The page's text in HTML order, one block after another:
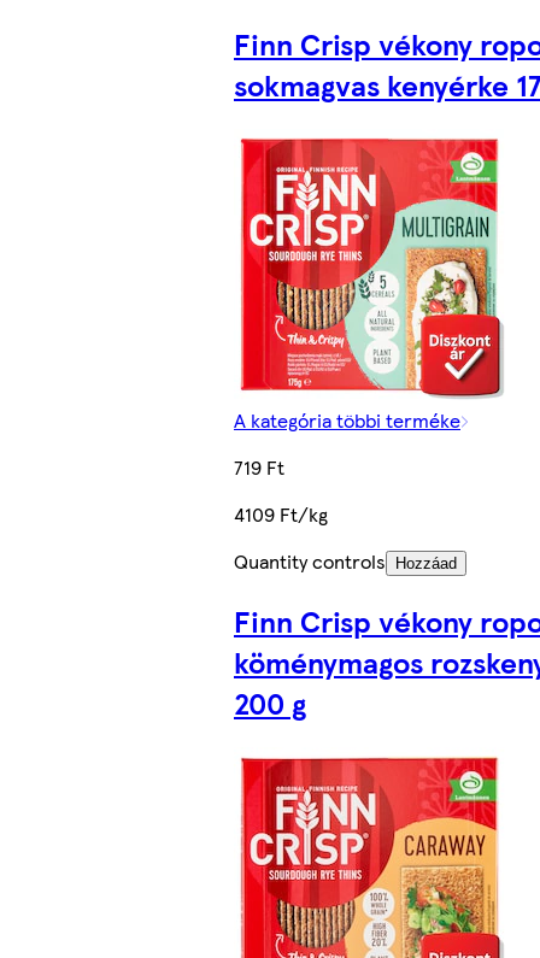
Finn Crisp vékony
sokmagvas kenyérke
A kategória többi terméke
719 Ft
4109 Ft/kg
Quantity controls
Hozzáad
Finn Crisp vékony
köménymagos
200 g